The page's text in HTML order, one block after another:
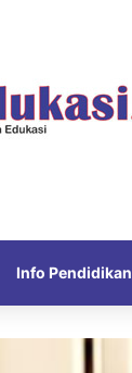
Info Pendidikan